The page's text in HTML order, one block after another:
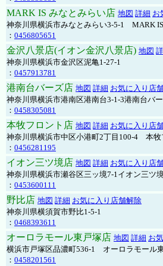
MARK IS みなとみらい店 地図 詳細 お
神奈川県横浜市みなとみらい3-5-1 MARK
： 0456805651
金沢八景店(イオン金沢八景店) 地図
神奈川県横浜市金沢区泥亀1-27-1
： 0457913781
港南台バーズ店 地図 詳細 お気に入り店
神奈川県横浜市港南区港南台3-1-3港南台バ
： 0458305081
本牧フロント店 地図 詳細 お気に入り店
神奈川県横浜市中区小港町2丁目100-4 本牧
： 0456281195
イオン三ツ境店 地図 詳細 お気に入り店
神奈川県横浜市瀬谷区三ッ境7-1イオン三ツ
： 0453600111
野比店 地図 詳細 お気に入り店舗解除
神奈川県横須賀市野比1-5-1
： 0468393611
オーロラモール東戸塚店 地図 詳細 お
横浜市戸塚区品濃町536-1 オーロラモール
： 0458201561